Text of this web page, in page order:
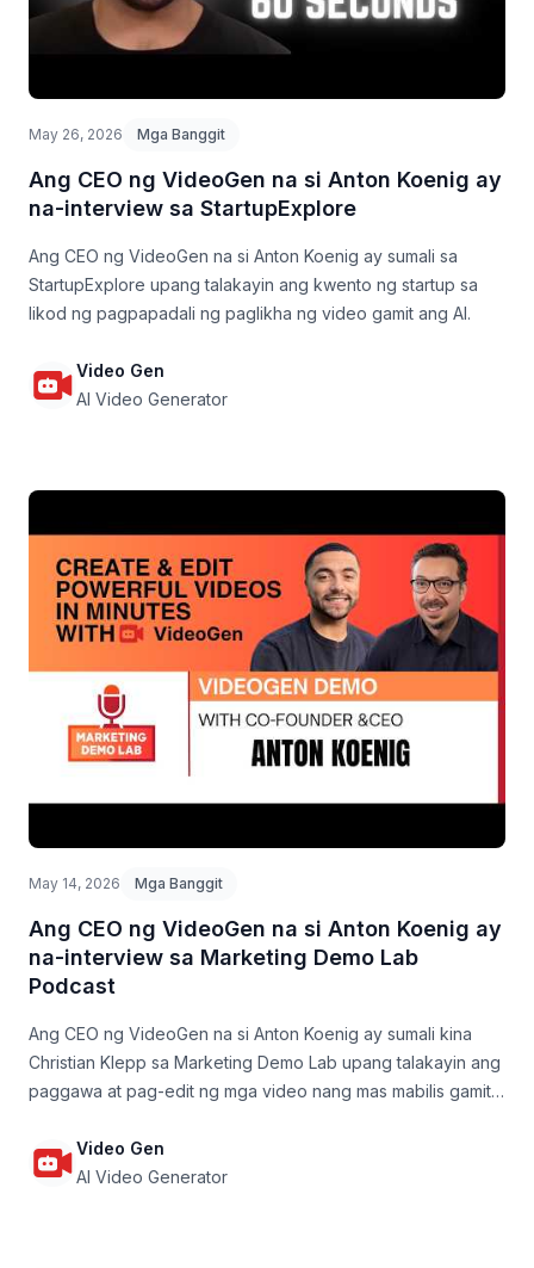
May 26, 2026 Mga Banggit
Ang CEO ng VideoGen na si Anton Koenig ay
na-interview sa StartupExplore
Ang CEO ng VideoGen na si Anton Koenig ay sumali sa
StartupExplore upang talakayin ang kwento ng startup sa
likod ng pagpapadali ng paglikha ng video gamit ang AI.
Video Gen
AI Video Generator
May 14, 2026 Mga Banggit
Ang CEO ng VideoGen na si Anton Koenig ay
na-interview sa Marketing Demo Lab
Podcast
Ang CEO ng VideoGen na si Anton Koenig ay sumali kina
Christian Klepp sa Marketing Demo Lab upang talakayin ang
paggawa at pag-edit ng mga video nang mas mabilis gamit
Video Gen
AI Video Generator